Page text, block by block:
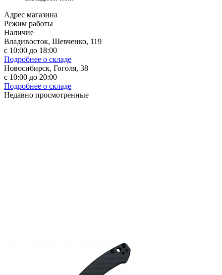
Адрес магазина
Режим работы
Наличие
Владивосток, Шевченко, 119
с 10:00 до 18:00
Подробнее о складе
Новосибирск, Гоголя, 38
с 10:00 до 20:00
Подробнее о складе
Недавно просмотренные